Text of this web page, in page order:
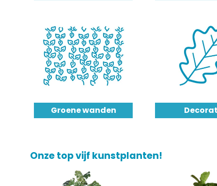
Groene wanden
Onze top vijf kunstplanten!